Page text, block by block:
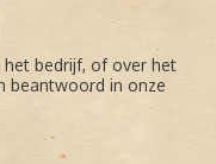
bedrijf, of over het
beantwoord in onze